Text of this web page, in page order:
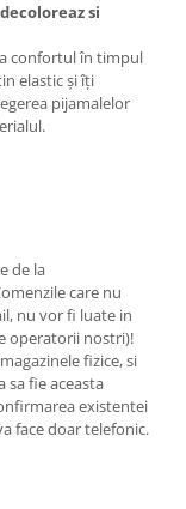
si
confortul în timpul
elastic și îți
pijamalelor
de la
care nu
nu vor fi luate in
operatorii nostri)!
fizice, si
sa fie aceasta
existentei
face doar telefonic.